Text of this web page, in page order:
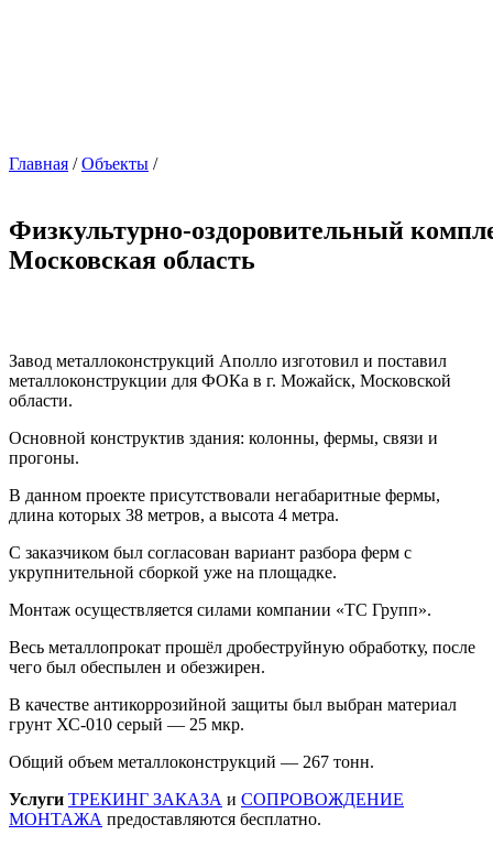
Главная /Объекты /
Физкультурно-оздоровительный
Московская область
Завод металлоконструкций Аполло изготовил и поставил
металлоконструкции для ФОКа в г. Можайск, Московской
области.
Основной конструктив здания: колонны, фермы, связи и
прогоны.
В данном проекте присутствовали негабаритные фермы,
длина которых 38 метров, а высота 4 метра.
С заказчиком был согласован вариант разбора ферм с
укрупнительной сборкой уже на площадке.
Монтаж осуществляется силами компании «ТС Групп».
Весь металлопрокат прошёл дробеструйную обработку, после
чего был обеспылен и обезжирен.
В качестве антикоррозийной защиты был выбран материал
грунт ХС-010 серый — 25 мкр.
Общий объем металлоконструкций — 267 тонн.
Услуги ТРЕКИНГ ЗАКАЗА и СОПРОВОЖДЕНИЕ
МОНТАЖА предоставляются бесплатно.